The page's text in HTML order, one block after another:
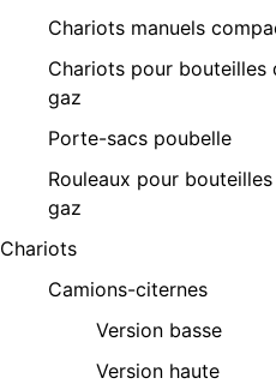
Chariots manuels
Chariots pour bouteilles
gaz
Porte-sacs poubelle
Rouleaux pour
gaz
Chariots
Camions-citernes
Version basse
Version haute